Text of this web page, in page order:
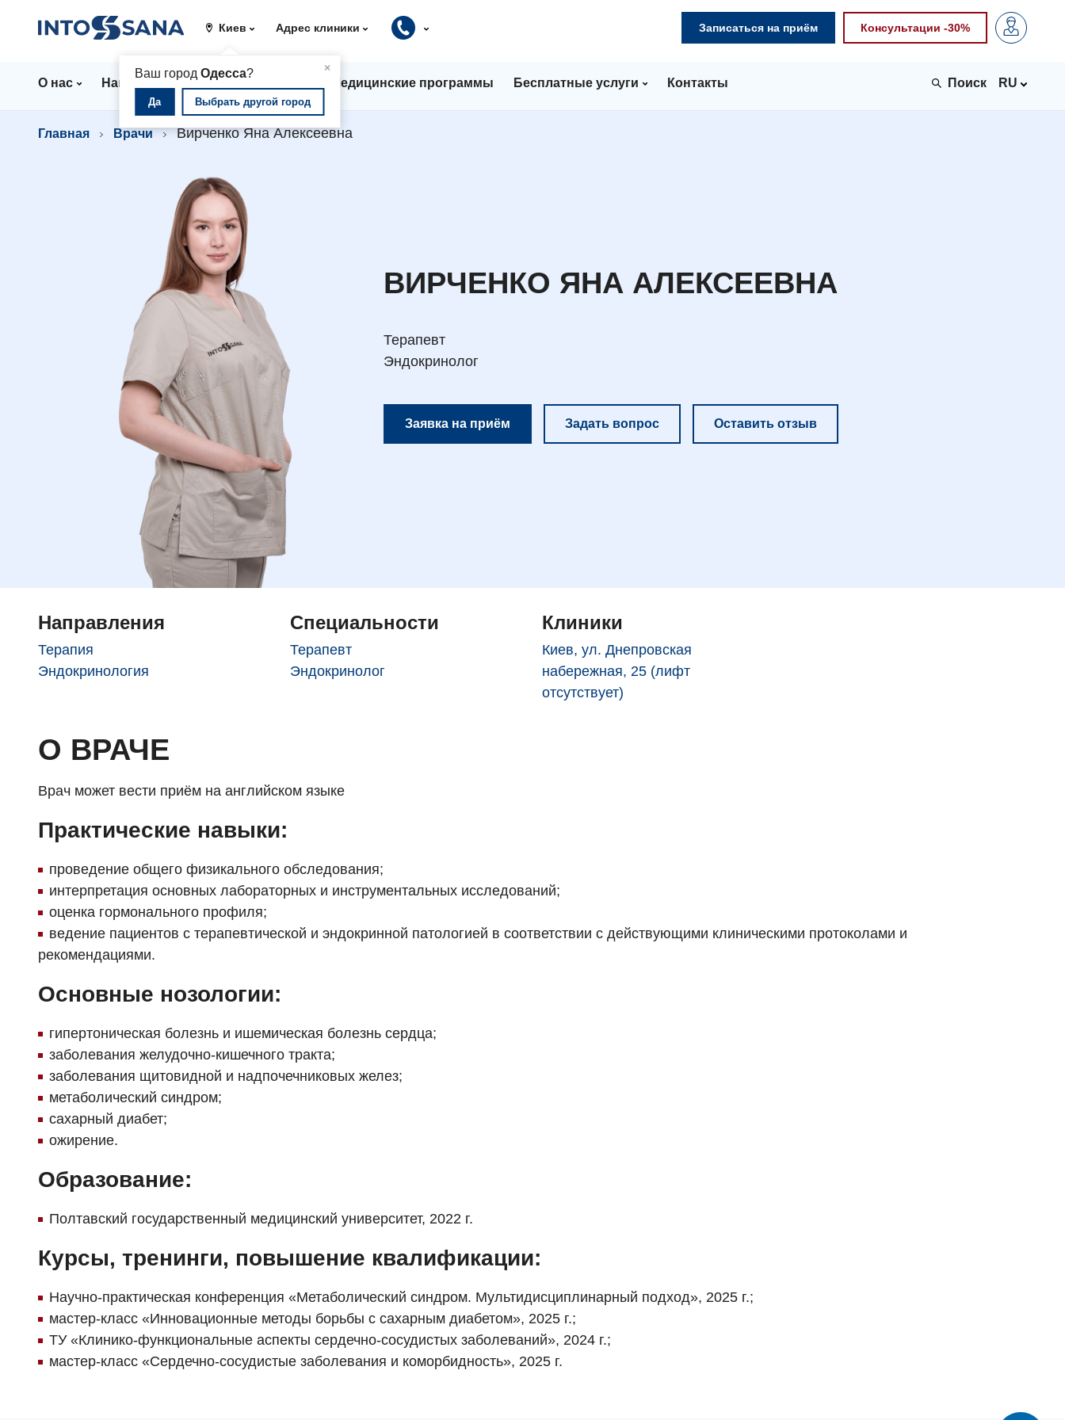
Киев
×
Ваш городОдесса?
Да Выбрать другой город
Адрес клиники Записаться на приём Консультации -30%
О нас Направления Цены Медицинские программы Бесплатные услуги Контакты RU
Главная Врачи Вирченко Яна Алексеевна
ВИРЧЕНКО ЯНА АЛЕКСЕЕВНА
Терапевт
Эндокринолог
Заявка на приём Задать вопрос Оставить отзыв
Направления
Терапия
Эндокринология
Специальности
Терапевт
Эндокринолог
Клиники
Киев, ул. Днепровская
набережная, 25 (лифт
отсутствует)
О ВРАЧЕ
Врач может вести приём на английском языке
Практические навыки:
проведение общего физикального обследования;
интерпретация основных лабораторных и инструментальных исследований;
оценка гормонального профиля;
ведение пациентов с терапевтической и эндокринной патологией в соответствии с действующими клиническими протоколами и
рекомендациями.
Основные нозологии:
гипертоническая болезнь и ишемическая болезнь сердца;
заболевания желудочно-кишечного тракта;
заболевания щитовидной и надпочечниковых желез;
метаболический синдром;
сахарный диабет;
ожирение.
Образование:
Полтавский государственный медицинский университет, 2022 г.
Курсы, тренинги, повышение квалификации:
Научно-практическая конференция «Метаболический синдром. Мультидисциплинарный подход», 2025 г.;
мастер-класс «Инновационные методы борьбы с сахарным диабетом», 2025 г.;
ТУ «Клинико-функциональные аспекты сердечно-сосудистых заболеваний», 2024 г.;
мастер-класс «Сердечно-сосудистые заболевания и коморбидность», 2025 г.